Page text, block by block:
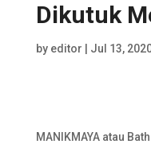
Dikutuk
by editor Jul 13,
MANIKMAYA atau